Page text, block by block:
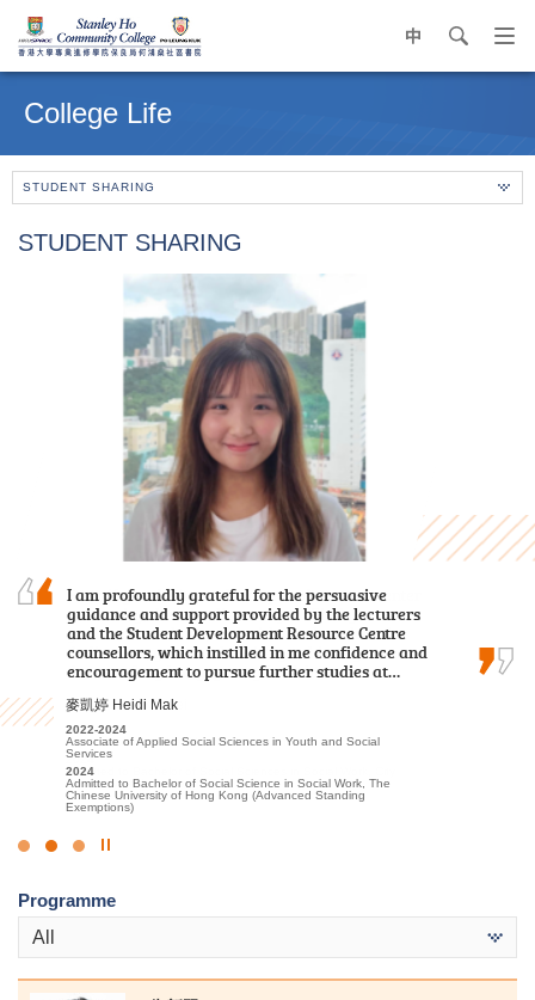
中 search
contentCollege Life
STUDENT SHARING
STUDENT SHARING
Even if you don't get the required scores to enter
university, don't be discouraged. Find your own
goals and methods, and with hard work and
dedication, you can definitely achieve your
dreams. Stay hungry, stay foolish!
麥嘉曦 Mak Ka Hei
2022-2024
Higher Diploma in Health and Social Care
2024
Admitted to Bachelor of Social Sciences in Social Work, City
University of Hong Kong
I am profoundly grateful for the persuasive
guidance and support provided by the lecturers
and the Student Development Resource Centre
counsellors, which instilled in me confidence and
encouragement to pursue further studies at…
麥凱婷 Heidi Mak
2022-2024
Associate of Applied Social Sciences in Youth and Social
Services
2024
Admitted to Bachelor of Social Science in Social Work, The
Chinese University of Hong Kong (Advanced Standing
Exemptions)
Hope you leave HPSHCC smiling although you
entered with tears. Maybe the chosen subjects
may not be your most desired one, but hopefully
you will be eligible to choose what you want
after two years.
孫慧淇 Sun Wai Ki
2021-2023
Associate of Applied Social Sciences in Communication, Public
Relations and Journalism
2023
Admitted to Bachelor of Communication (Honours) (Public
Relations and Advertising), Hong Kong Baptist University
Click
Stop
Programme
All